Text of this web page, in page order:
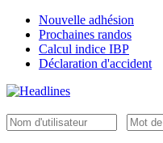
Nouvelle adhésion
Prochaines randos
Calcul indice IBP
Déclaration d'accident